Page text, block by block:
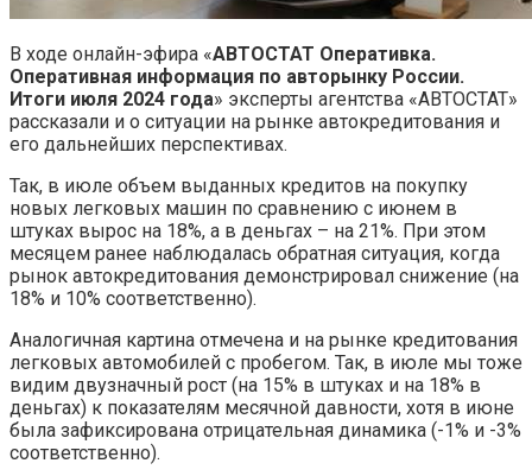
В ходе онлайн-эфира «АВТОСТАТ Оперативка.
Оперативная информация по авторынку России.
Итоги июля 2024 года» эксперты агентства «АВТОСТАТ»
рассказали и о ситуации на рынке автокредитования и
его дальнейших перспективах.
Так, в июле объем выданных кредитов на покупку
новых легковых машин по сравнению с июнем в
штуках вырос на 18%, а в деньгах – на 21%. При этом
месяцем ранее наблюдалась обратная ситуация, когда
рынок автокредитования демонстрировал снижение (на
18% и 10% соответственно).
Аналогичная картина отмечена и на рынке кредитования
легковых автомобилей с пробегом. Так, в июле мы тоже
видим двузначный рост (на 15% в штуках и на 18% в
деньгах) к показателям месячной давности, хотя в июне
была зафиксирована отрицательная динамика (-1% и -3%
соответственно).